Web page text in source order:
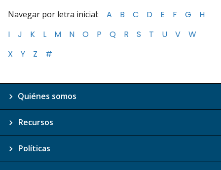
Navegar por letra inicial: A B C D E F G
H
I
J K L M N O P Q R S T U V
W
X
Y Z #
Quiénes somos
Recursos
Políticas